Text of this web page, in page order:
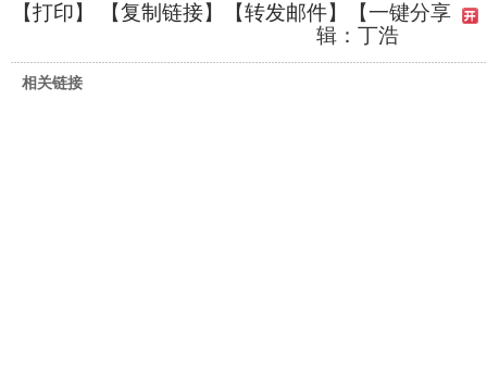
【打印】 【复制链接】【转发邮件】
【一键分享
辑：丁浩
相关链接